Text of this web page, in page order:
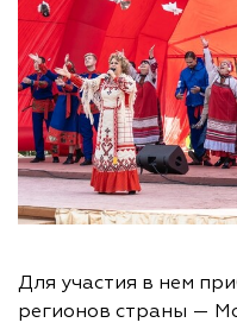
Для участия в нем
регионов страны —